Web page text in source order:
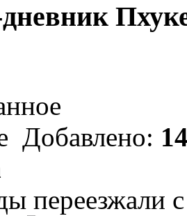
Добавлено:
переезжали